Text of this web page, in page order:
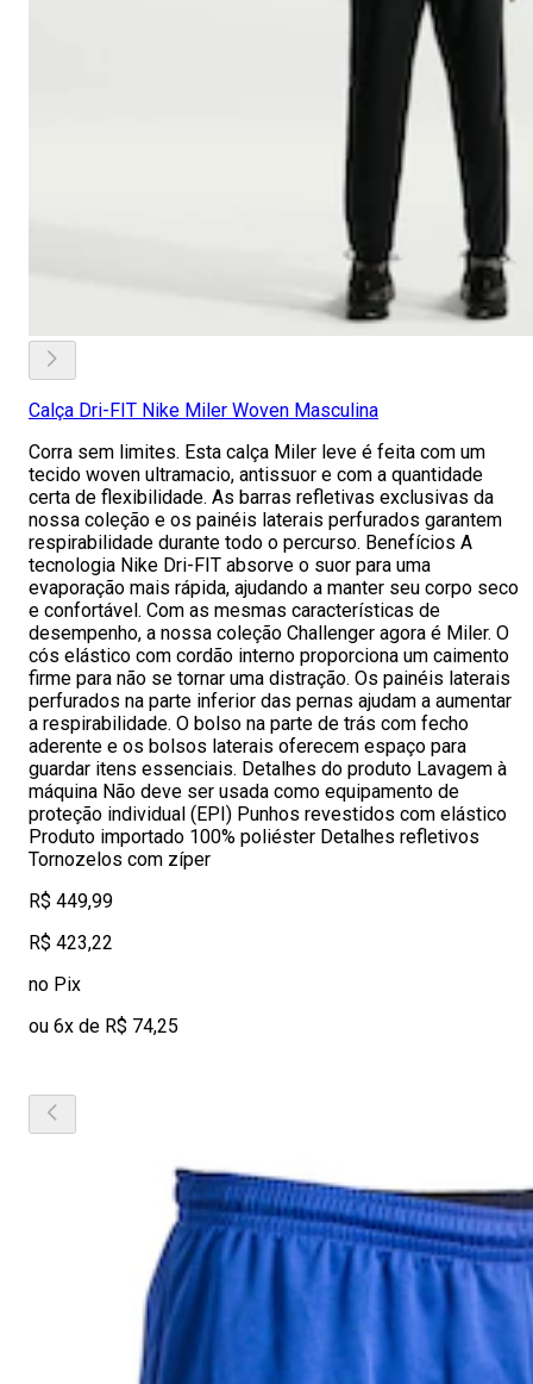
Calça Dri-FIT Nike Miler Woven Masculina
Corra sem limites. Esta calça Miler leve é feita com um
tecido woven ultramacio, antissuor e com a quantidade
certa de flexibilidade. As barras refletivas exclusivas da
nossa coleção e os painéis laterais perfurados garantem
respirabilidade durante todo o percurso. Benefícios A
tecnologia Nike Dri-FIT absorve o suor para uma
evaporação mais rápida, ajudando a manter seu corpo seco
e confortável. Com as mesmas características de
desempenho, a nossa coleção Challenger agora é Miler. O
cós elástico com cordão interno proporciona um caimento
firme para não se tornar uma distração. Os painéis laterais
perfurados na parte inferior das pernas ajudam a aumentar
a respirabilidade. O bolso na parte de trás com fecho
aderente e os bolsos laterais oferecem espaço para
guardar itens essenciais. Detalhes do produto Lavagem à
máquina Não deve ser usada como equipamento de
proteção individual (EPI) Punhos revestidos com elástico
Produto importado 100% poliéster Detalhes refletivos
Tornozelos com zíper
R$ 449,99
R$ 423,22
no Pix
ou 6x de R$ 74,25